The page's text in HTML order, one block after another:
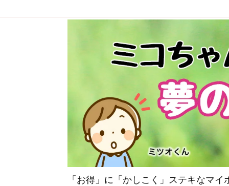
「お得」に「かしこく」ステキなマ